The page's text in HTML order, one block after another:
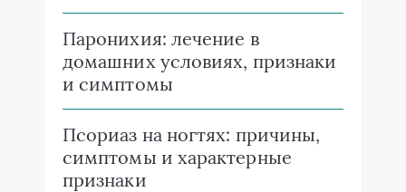
Паронихия: лечение в
домашних условиях, признаки
и симптомы
Псориаз на ногтях: причины,
симптомы и характерные
признаки